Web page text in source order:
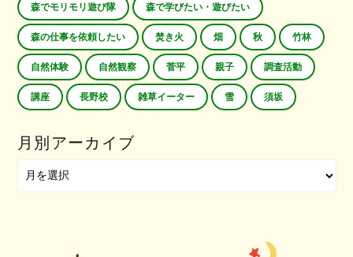
森でモリモリ遊び隊 森で学びたい・遊びたい
森の仕事を依頼したい 焚き火 畑 秋 竹林
自然体験 自然観察 菅平 親子 調査活動
講座 長野校 雑草イーター 雪 須坂
月別アーカイブ